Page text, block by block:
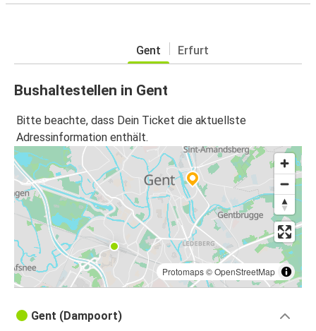
Gent Erfurt
Bushaltestellen in Gent
Bitte beachte, dass Dein Ticket die aktuellste
Adressinformation enthält.
Protomaps©OpenStreetMap
Gent (Dampoort)